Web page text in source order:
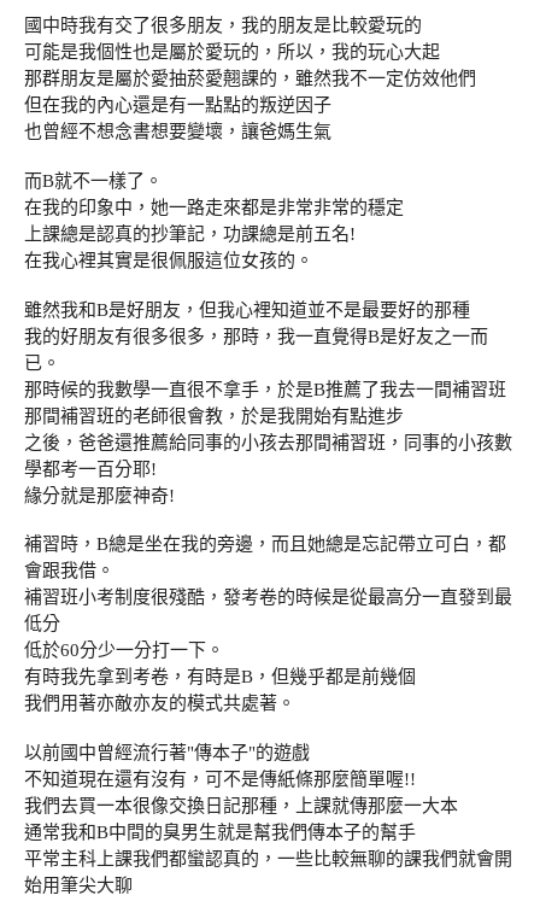
國中時我有交了很多朋友，我的朋友是比較愛玩的
可能是我個性也是屬於愛玩的，所以，我的玩心大起
那群朋友是屬於愛抽菸愛翹課的，雖然我不一定仿效他們
但在我的內心還是有一點點的叛逆因子
也曾經不想念書想要變壞，讓爸媽生氣
而B就不一樣了。
在我的印象中，她一路走來都是非常非常的穩定
上課總是認真的抄筆記，功課總是前五名!
在我心裡其實是很佩服這位女孩的。
雖然我和B是好朋友，但我心裡知道並不是最要好的那種
我的好朋友有很多很多，那時，我一直覺得B是好友之一而
已。
那時候的我數學一直很不拿手，於是B推薦了我去一間補習班
那間補習班的老師很會教，於是我開始有點進步
之後，爸爸還推薦給同事的小孩去那間補習班，同事的小孩數
學都考一百分耶!
緣分就是那麼神奇!
補習時，B總是坐在我的旁邊，而且她總是忘記帶立可白，都
會跟我借。
補習班小考制度很殘酷，發考卷的時候是從最高分一直發到最
低分
低於60分少一分打一下。
有時我先拿到考卷，有時是B，但幾乎都是前幾個
我們用著亦敵亦友的模式共處著。
以前國中曾經流行著"傳本子"的遊戲
不知道現在還有沒有，可不是傳紙條那麼簡單喔!!
我們去買一本很像交換日記那種，上課就傳那麼一大本
通常我和B中間的臭男生就是幫我們傳本子的幫手
平常主科上課我們都蠻認真的，一些比較無聊的課我們就會開
始用筆尖大聊